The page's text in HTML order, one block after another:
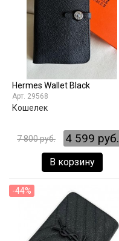
Hermes Wallet Black
29568
Кошелек
7 800 руб. 4 599 руб.
В корзину
-44%